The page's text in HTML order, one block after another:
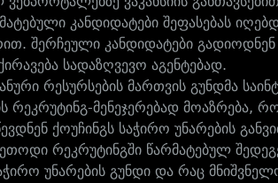
კანდიდატები შეფასებას
შერჩეული კანდიდატები
სადაზღვევო აგენტებად.
რესურსების მართვის გუნდმა
რეკრუტინგ-მენეჯერებად მოაზრება,
ქოუჩინგს საჭირო უნარების
რეკრუტინგში წარმატებულ
უნარების გუნდი და რაც